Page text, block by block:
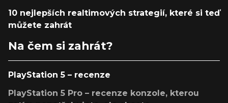
10 nejlepších realtimových strategií, které si teď
můžete zahrát
Na čem si zahrát?
PlayStation 5 – recenze
PlayStation 5 Pro – recenze konzole, kterou